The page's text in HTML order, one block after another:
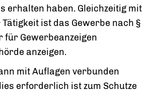
erhalten haben. Gleichzeitig mit
ist das Gewerbe nach §
für Gewerbeanzeigen
anzeigen.
mit Auflagen verbunden
erforderlich ist zum Schutze